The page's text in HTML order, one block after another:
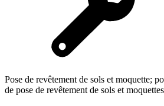
Pose de revêtement de sols et moquette;
de pose de revêtement de sols et moquettes